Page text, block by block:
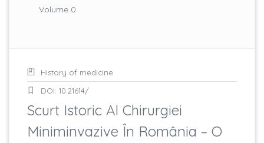
Volume 0
History of medicine
DOI: 10.21614/
Scurt Istoric Al Chirurgiei
Miniminvazive În România – O